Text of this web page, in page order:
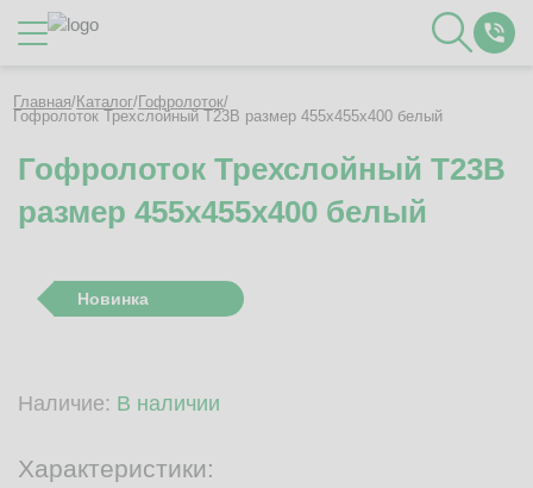
О Компании
Контакты
Полезное
Вакансии
Гофротара с печатью
Рассчитать стоимость упаковки
Главная/Каталог/Гофролоток/
Гофролоток Трехслойный Т23B размер 455x455x400 белый
Гофролоток Трехслойный Т23B
размер 455x455x400 белый
Новинка
Наличие: В наличии
Характеристики: